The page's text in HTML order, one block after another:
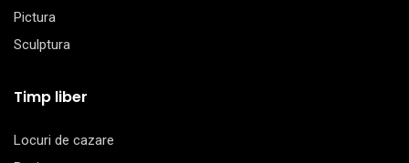
Pictura
Sculptura
Timp liber
Locuri de cazare